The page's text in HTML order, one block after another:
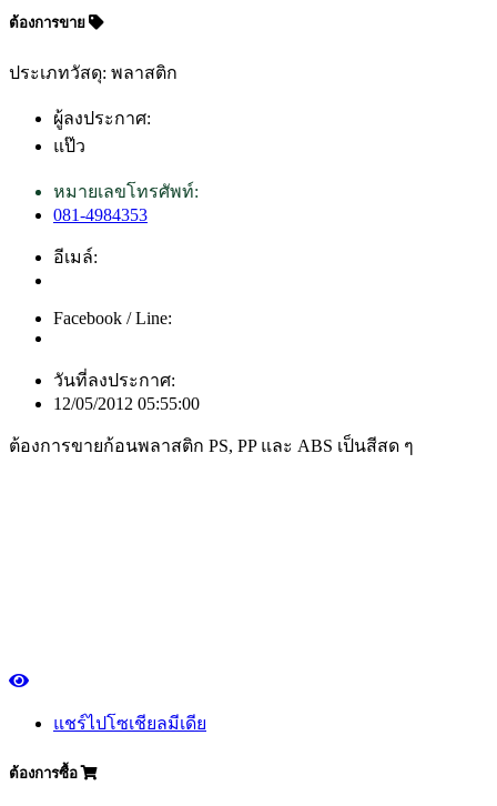
ต้องการขาย
ประเภทวัสดุ: พลาสติก
ผู้ลงประกาศ:
แป๊ว
หมายเลขโทรศัพท์:
081-4984353
อีเมล์:
Facebook / Line:
วันที่ลงประกาศ:
12/05/2012 05:55:00
ต้องการขายก้อนพลาสติก PS, PP และ ABS เป็นสีสด ๆ
แชร์ไปโซเชียลมีเดีย
ต้องการซื้อ